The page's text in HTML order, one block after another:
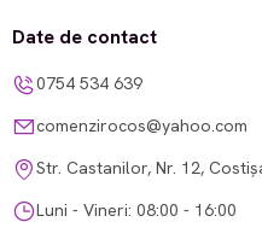
Date de contact
0754 534 639
comenzirocos@yahoo.com
Str. Castanilor, Nr. 12,
Luni - Vineri: 08:00 - 16:00